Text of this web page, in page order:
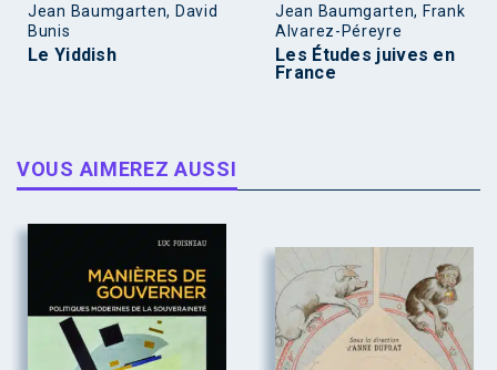
Jean Baumgarten, David
Bunis
Le Yiddish
Jean Baumgarten, Frank
Alvarez-Péreyre
Les Études juives en
France
VOUS AIMEREZ AUSSI